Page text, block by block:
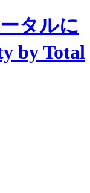
タルに
by Total